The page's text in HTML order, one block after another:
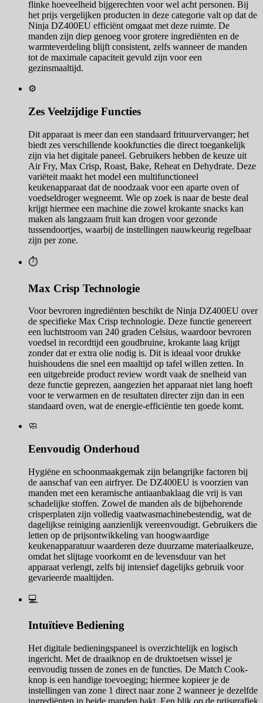
flinke hoeveelheid bijgerechten voor wel acht personen. Bij
het prijs vergelijken producten in deze categorie valt op dat de
Ninja DZ400EU efficiënt omgaat met deze ruimte. De
manden zijn diep genoeg voor grotere ingrediënten en de
warmteverdeling blijft consistent, zelfs wanneer de manden
tot de maximale capaciteit gevuld zijn voor een
gezinsmaaltijd.
⚙️
Zes Veelzijdige Functies
Dit apparaat is meer dan een standaard frituurvervanger; het
biedt zes verschillende kookfuncties die direct toegankelijk
zijn via het digitale paneel. Gebruikers hebben de keuze uit
Air Fry, Max Crisp, Roast, Bake, Reheat en Dehydrate. Deze
variëteit maakt het model een multifunctioneel
keukenapparaat dat de noodzaak voor een aparte oven of
voedseldroger wegneemt. Wie op zoek is naar de beste deal
krijgt hiermee een machine die zowel krokante snacks kan
maken als langzaam fruit kan drogen voor gezonde
tussendoortjes, waarbij de instellingen nauwkeurig regelbaar
zijn per zone.
⏱️
Max Crisp Technologie
Voor bevroren ingrediënten beschikt de Ninja DZ400EU over
de specifieke Max Crisp technologie. Deze functie genereert
een luchtstroom van 240 graden Celsius, waardoor bevroren
voedsel in recordtijd een goudbruine, krokante laag krijgt
zonder dat er extra olie nodig is. Dit is ideaal voor drukke
huishoudens die snel een maaltijd op tafel willen zetten. In
een uitgebreide product review wordt vaak de snelheid van
deze functie geprezen, aangezien het apparaat niet lang hoeft
voor te verwarmen en de resultaten directer zijn dan in een
standaard oven, wat de energie-efficiëntie ten goede komt.
🧼
Eenvoudig Onderhoud
Hygiëne en schoonmaakgemak zijn belangrijke factoren bij
de aanschaf van een airfryer. De DZ400EU is voorzien van
manden met een keramische antiaanbaklaag die vrij is van
schadelijke stoffen. Zowel de manden als de bijbehorende
crisperplaten zijn volledig vaatwasmachinebestendig, wat de
dagelijkse reiniging aanzienlijk vereenvoudigt. Gebruikers die
letten op de prijsontwikkeling van hoogwaardige
keukenapparatuur waarderen deze duurzame materiaalkeuze,
omdat het slijtage voorkomt en de levensduur van het
apparaat verlengt, zelfs bij intensief dagelijks gebruik voor
gevarieerde maaltijden.
💻
Intuïtieve Bediening
Het digitale bedieningspaneel is overzichtelijk en logisch
ingericht. Met de draaiknop en de druktoetsen wissel je
eenvoudig tussen de zones en de functies. De Match Cook-
knop is een handige toevoeging; hiermee kopieer je de
instellingen van zone 1 direct naar zone 2 wanneer je dezelfde